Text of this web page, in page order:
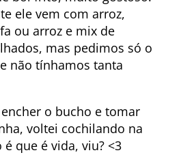
ele vem com arroz,
ou arroz e mix de
mas pedimos só o
não tínhamos tanta
o bucho e tomar
voltei cochilando na
é que é vida, viu? <3